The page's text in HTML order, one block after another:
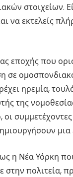
στοιχείων.
να εκτελείς
εποχής που
σε
ηρεμία,
της
οι
μια
η Νέα Υόρκη
στην πολιτεία,